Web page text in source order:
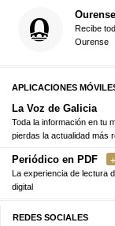
Ourense
Recibe
Ourense
APLICACIONES
La Voz de Galicia
Toda la información en tu
pierdas la actualidad más
Periódico en PDF
La experiencia de lectura
digital
REDES SOCIALES